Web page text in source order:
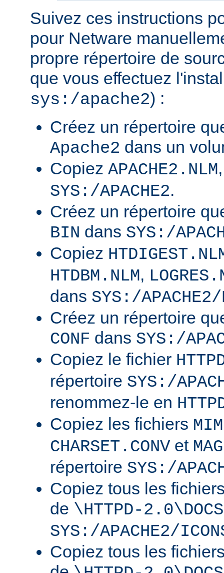
Suivez ces instructions
pour Netware
propre répertoire de
que vous effectuez
sys:/apache2) :
Créez un répertoire
Apache2 dans un
Copiez APACHE2.NLM
SYS:/APACHE2.
Créez un répertoire
BIN dans SYS:/
Copiez
HTDBM.NLM,
dans SYS:/
Créez un répertoire
CONF dans SYS:/
Copiez le fichier
répertoire SYS:/
renommez-le en
Copiez les fichiers
CHARSET.CONV et
répertoire SYS:/
Copiez tous les
de \HTTPD-
SYS:/APACHE2/
Copiez tous les